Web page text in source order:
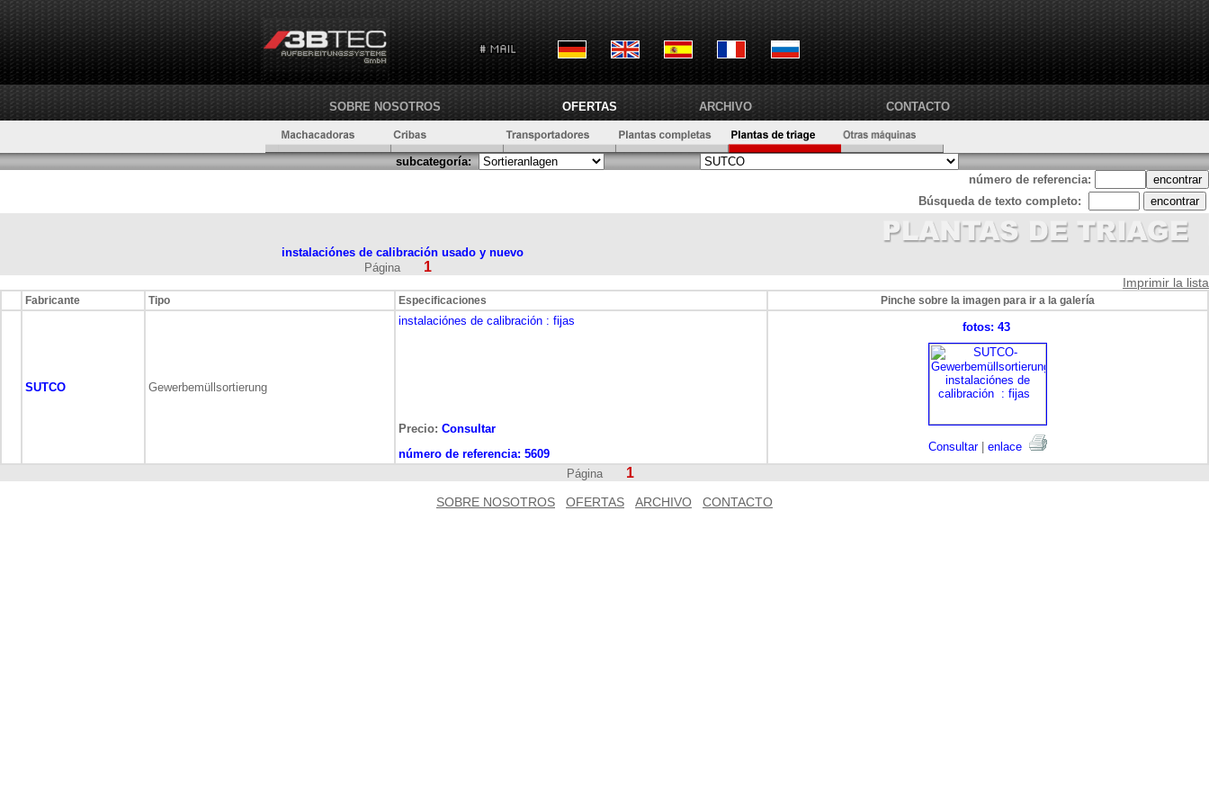
SOBRE NOSOTROS OFERTAS ARCHIVO CONTACTO
subcategoría:
número de referencia:
Búsqueda de texto completo:
instalaciónes de calibración usado y nuevo
Página
1
Imprimir la lista
Fabricante Tipo Especificaciones Pinche sobre la imagen para ir a la galería
SUTCO Gewerbemüllsortierung
instalaciónes de calibración : fijas
Precio: Consultar
número de referencia: 5609
fotos: 43
Consultar| enlace
Página
1
SOBRE NOSOTROS OFERTAS ARCHIVO CONTACTO